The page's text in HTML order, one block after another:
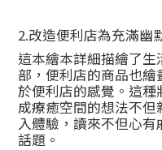
2.改造便利店為充滿幽
這本繪本詳細描繪了
部，便利店的商品也
於便利店的感覺。這
成療癒空間的想法不
入體驗，讀來不但心
話題。